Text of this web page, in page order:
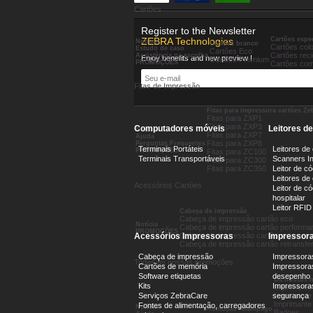
Cartões
Notícia
Estudo de caso
Assistência na escolha
PROMOÇÕES
Cartões branco
Cartões Eco
Cartões Premium
Cartões
Cartões
Cartões
Cartões
Fitas de Impressão
Notícia
Ajuda
Perguntas Frequentes
PROMOÇÕES
Fitas para impressora cartões
Fitas para ZXP1
Fitas para ZXP3
Fitas para ZXP7
Fitas para ZXP8
Fitas para ZC100
Fitas para ZC300
Fitas para ZC350
Acessórios Cartões
Notícia
PROMOÇÕES
Cabeça de impressão
Cabeça de impressão cartão eco
Cabeça de impressão cartão
Cabeça de impressão cartão
Cabeça de impressão cartão
Todas as nossas promoções
Notícia
Promoção relâmpago
Os nossos
Register to the Newsletter
ZEBRA Technologies
Enjoy benefits and new preview !
Computadores móveis
Terminais Portáteis
Terminais Transportáveis
Leitores
Leitores de
Scanners
Leitor de
Leitores de
Leitor de
hospitalar
Leitor RFID
Acessórios Impressoras
Cabeça de impressão
Cartões de memória
Software etiquetas
Kits
Serviços ZebraCare
Fontes de alimentação, carregadores
desepenho
segurança